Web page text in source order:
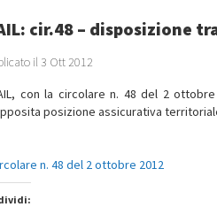
cir.48 – disposizione
il 3 Ott 2012
con la circolare n. 48 del 2
posizione assicurativa
n. 48 del 2 ottobre 2012